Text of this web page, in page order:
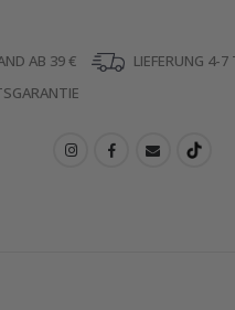
AB 39 €
LIEFERUNG 4-7